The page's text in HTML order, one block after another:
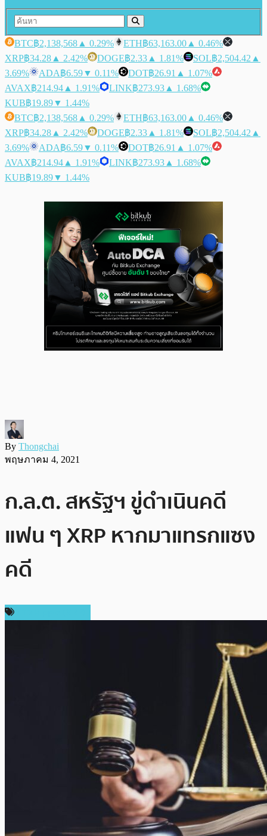
BTC฿2,138,568 ▲ 0.29% ETH฿63,163.00 ▲ 0.46%
XRP฿34.28 ▲ 2.42% DOGE฿2.33 ▲ 1.81% SOL฿2,504.42 ▲
3.69%
ADA฿6.59▼ 0.11% DOT฿26.91 ▲ 1.07%
AVAX฿214.94 ▲ 1.91% LINK฿273.93 ▲ 1.68%
KUB฿19.89▼ 1.44%
BTC฿2,138,568 ▲ 0.29% ETH฿63,163.00 ▲ 0.46%
XRP฿34.28 ▲ 2.42% DOGE฿2.33 ▲ 1.81% SOL฿2,504.42 ▲
3.69%
ADA฿6.59▼ 0.11% DOT฿26.91 ▲ 1.07%
AVAX฿214.94 ▲ 1.91% LINK฿273.93 ▲ 1.68%
KUB฿19.89▼ 1.44%
By Thongchai
พฤษภาคม 4, 2021
ก.ล.ต. สหรัฐฯ ขู่ดำเนินคดี
แฟน ๆ XRP หากมาแทรกแซง
คดี